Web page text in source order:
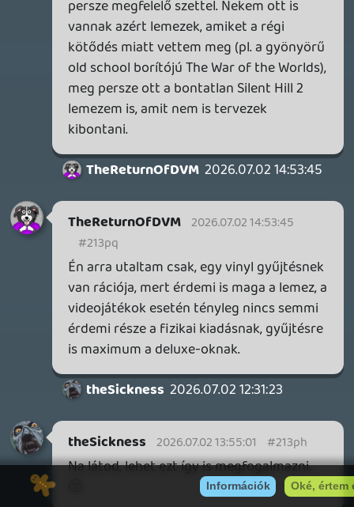
Szóval ott tartottunk, hogy a vinylgyűjtés
az oké, a játékgyűjtés az nem. Csak hogy
értsük, ez a kettős mérce fogalma, amivel
te méred a két hobbit.
Értem, neked az egyik fontos, a másik nem
igazán. Aztán ahelyett, hogy mélyen
hallgatnál, állandóan kritizálod az általad
nem preferált hobbit, ami lényegében
ugyanúgy "a műanyag szemét gyűjtése",
mint az általad preferált hobbi. Nem csak
én állítom ezt, te magad is ("gondolom ti
"védeni" az új világrendet").
Csak hogy így kerek legyen a sztori. 🙂
Stadia HUN 2026.07.02 11:12:45
Stadia HUN 2026.07.02 11:12:45 #213ow
Mert játékoknál feleslegesnek tartom a
lemezeket? Más hobbiknál meg
elfogadhatónak a fizikai verziót? Nem
tudtam, hogy muszáj elköteleződni egy
rögeszme mellett, és minden létező
theSickness 2026.07.02 10:57:25
theSickness #213oo
Ehhez képest rendre beszólogatsz a fizikai